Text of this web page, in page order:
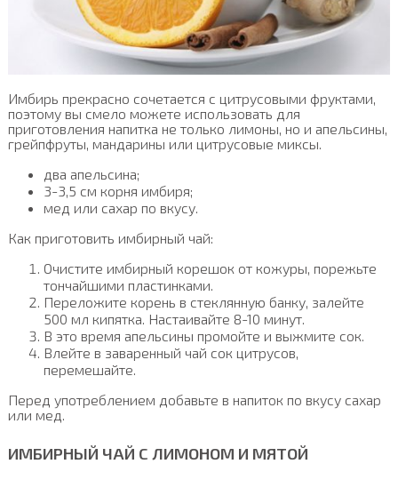
Имбирь прекрасно сочетается с цитрусовыми фруктами,
поэтому вы смело можете использовать для
приготовления напитка не только лимоны, но и апельсины,
грейпфруты, мандарины или цитрусовые миксы.
два апельсина;
3-3,5 см корня имбиря;
мед или сахар по вкусу.
Как приготовить имбирный чай:
Очистите имбирный корешок от кожуры, порежьте
тончайшими пластинками.
Переложите корень в стеклянную банку, залейте
500 мл кипятка. Настаивайте 8-10 минут.
В это время апельсины промойте и выжмите сок.
Влейте в заваренный чай сок цитрусов,
перемешайте.
Перед употреблением добавьте в напиток по вкусу сахар
или мед.
ИМБИРНЫЙ ЧАЙ С ЛИМОНОМ И МЯТОЙ